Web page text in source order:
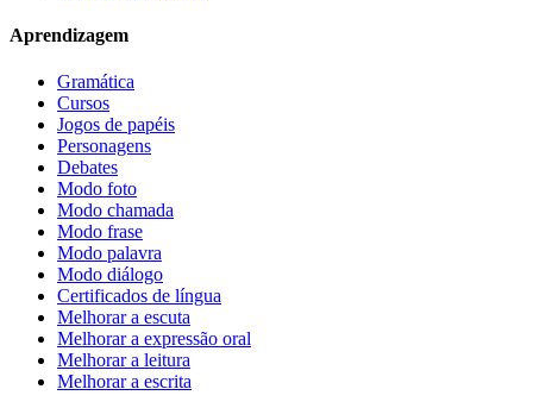
Aprendizagem
Gramática
Cursos
Jogos de papéis
Personagens
Debates
Modo foto
Modo chamada
Modo frase
Modo palavra
Modo diálogo
Certificados de língua
Melhorar a escuta
Melhorar a expressão oral
Melhorar a leitura
Melhorar a escrita